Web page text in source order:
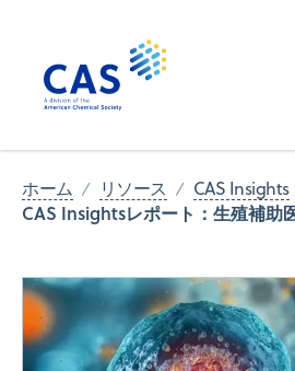
ホーム リソース CAS Insights
CAS Insightsレポート：生殖補助